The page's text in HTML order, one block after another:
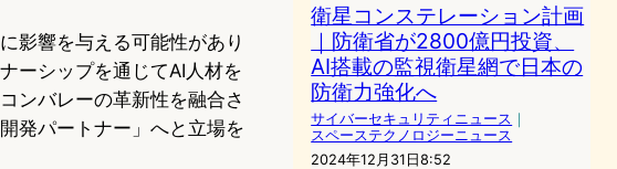
影響を与える可能性があり
ーシップを通じてAI人材を
ンバレーの革新性を融合さ
発パートナー」へと立場を
衛星コンステレーション計画
｜防衛省が2800億円投資、
AI搭載の監視衛星網で日本の
防衛力強化へ
サイバーセキュリティニュース ｜
スペーステクノロジーニュース
2024年12月31日8:52